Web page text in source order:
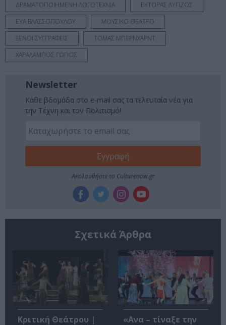
ΔΡΑΜΑΤΟΠΟΙΗΜΕΝΗ ΛΟΓΟΤΕΧΝΙΑ
ΕΚΤΟΡΑΣ ΛΥΓΙΖΟΣ
ΕΥΑ ΒΛΑΣΣΟΠΟΥΛΟΥ
ΜΟΥΣΙΚΟ ΘΕΑΤΡΟ
ΞΕΝΟΙ ΣΥΓΓΡΑΦΕΙΣ
ΤΟΜΑΣ ΜΠΕΡΝΧΑΡΝΤ
ΧΑΡΑΛΑΜΠΟΣ ΓΩΓΙΟΣ
Newsletter
Κάθε βδομάδα στο e-mail σας τα τελευταία νέα για
την Τέχνη και τον Πολιτισμό!
Ακολουθήστε το Culturenow.gr
Σχετικά Άρθρα
Κριτική Θεάτρου |
«Ανα – τίναξε την